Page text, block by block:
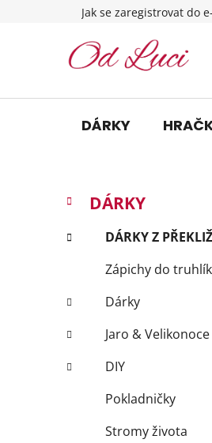
Jak se zaregistrovat do
DÁRKY
P
s
a
n
í
p
Přeskočit
kategorie
K
a
e
r
e
DÁRKY
DÁRKY Z
Zápichy do
Dárky
Jaro & Velikonoce
DIY
Pokladničky
Stromy života